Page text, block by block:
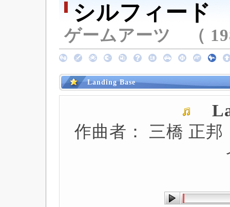
シルフィード
ゲームアーツ （
Landing Base
作曲者： 三橋 正